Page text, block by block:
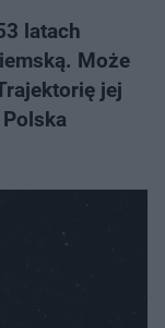
latach
Może
jej